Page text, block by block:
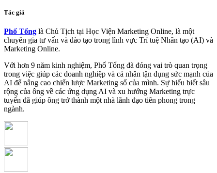
Tác giả
Phố Tổng là Chủ Tịch tại Học Viện Marketing Online, là một
chuyên gia tư vấn và đào tạo trong lĩnh vực Trí tuệ Nhân tạo (AI) và
Marketing Online.
Với hơn 9 năm kinh nghiệm, Phố Tổng đã đóng vai trò quan trọng
trong việc giúp các doanh nghiệp và cá nhân tận dụng sức mạnh của
AI để nâng cao chiến lược Marketing số của mình. Sự hiểu biết sâu
rộng của ông về các ứng dụng AI và xu hướng Marketing trực
tuyến đã giúp ông trở thành một nhà lãnh đạo tiên phong trong
ngành.